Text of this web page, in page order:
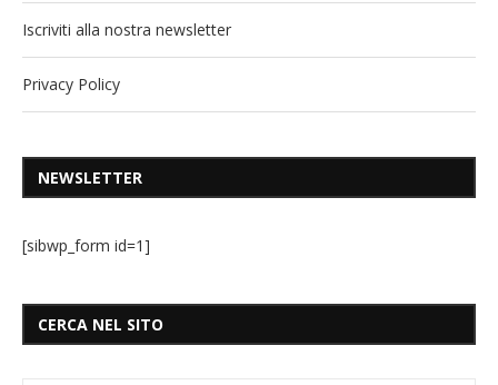
Iscriviti alla nostra newsletter
Privacy Policy
NEWSLETTER
[sibwp_form id=1]
CERCA NEL SITO